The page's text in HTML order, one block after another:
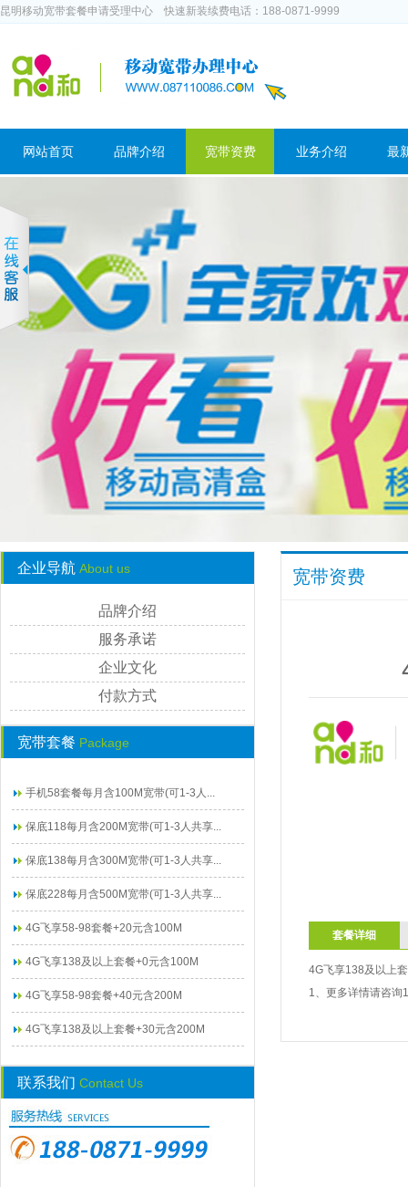
昆明移动宽带套餐申请受理中心 快速新装续费电话：188-0871-9999
网站首页 品牌介绍 宽带资费 业务介绍 最
企业导航 About us
品牌介绍
服务承诺
企业文化
付款方式
宽带套餐 Package
手机58套餐每月含100M宽带(可1-3人...
保底118每月含200M宽带(可1-3人共享...
保底138每月含300M宽带(可1-3人共享...
保底228每月含500M宽带(可1-3人共享...
4G飞享58-98套餐+20元含100M
4G飞享138及以上套餐+0元含100M
4G飞享58-98套餐+40元含200M
4G飞享138及以上套餐+30元含200M
联系我们 Contact Us
宽带资费
套餐详细
4G飞享138及以上
1、更多详情请咨询